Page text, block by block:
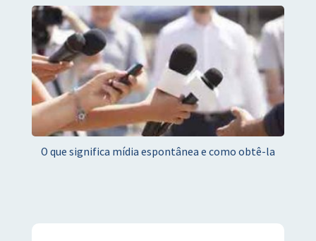
O que significa mídia espontânea e como obtê-la